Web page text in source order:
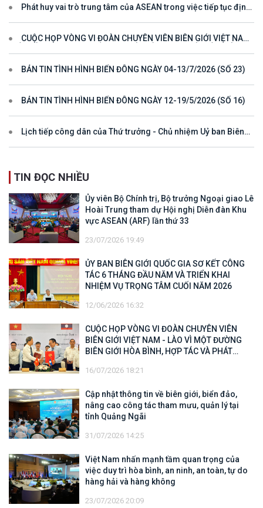
Phát huy vai trò trung tâm của ASEAN trong việc tiếp tục định
CUỘC HỌP VÒNG VI ĐOÀN CHUYÊN VIÊN BIÊN GIỚI VIỆT NAM
TRIỂN
BẢN TIN TÌNH HÌNH BIỂN ĐÔNG NGÀY 04-13/7/2026 (SỐ 23)
BẢN TIN TÌNH HÌNH BIỂN ĐÔNG NGÀY 12-19/5/2026 (SỐ 16)
Lịch tiếp công dân của Thứ trưởng - Chủ nhiệm Uỷ ban Biên
TIN ĐỌC NHIỀU
Ủy viên Bộ Chính trị, Bộ trưởng Ngoại giao Lê
Hoài Trung tham dự Hội nghị Diễn đàn Khu
vực ASEAN (ARF) lần thứ 33
23/07/2026 19:49
ỦY BAN BIÊN GIỚI QUỐC GIA SƠ KẾT CÔNG
TÁC 6 THÁNG ĐẦU NĂM VÀ TRIỂN KHAI
NHIỆM VỤ TRỌNG TÂM CUỐI NĂM 2026
12/06/2026 16:32
CUỘC HỌP VÒNG VI ĐOÀN CHUYÊN VIÊN
BIÊN GIỚI VIỆT NAM - LÀO VÌ MỘT ĐƯỜNG
BIÊN GIỚI HÒA BÌNH, HỢP TÁC VÀ PHÁT
16/07/2026 18:21
Cập nhật thông tin về biên giới, biển đảo,
nâng cao công tác tham mưu, quản lý tại
tỉnh Quảng Ngãi
31/07/2026 14:25
Việt Nam nhấn mạnh tầm quan trọng của
việc duy trì hòa bình, an ninh, an toàn, tự do
hàng hải và hàng không
23/07/2026 20:09